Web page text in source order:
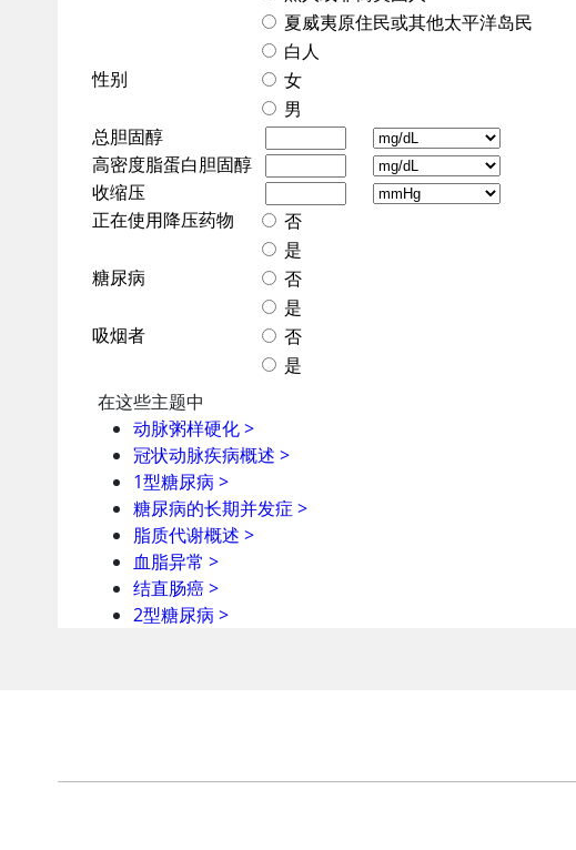
在这些主题中
动脉粥样硬化>
冠状动脉疾病概述 >
1型糖尿病 >
糖尿病的长期并发症 >
脂质代谢概述 >
血脂异常 >
结直肠癌>
2型糖尿病 >